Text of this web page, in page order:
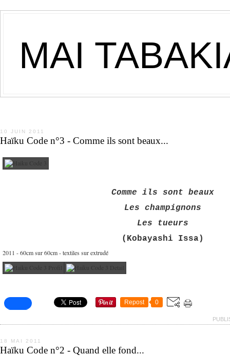
MAI
10 JUIN 2011
Haïku Code n°3 - Comme ils sont beaux...
Comme ils sont beaux
Les champignons
Les tueurs
(Kobayashi Issa)
2011 - 60cm sur 60cm - textiles sur extrudé
Repost 0
18 MAI 2011
Haïku Code n°2 - Quand elle fond...